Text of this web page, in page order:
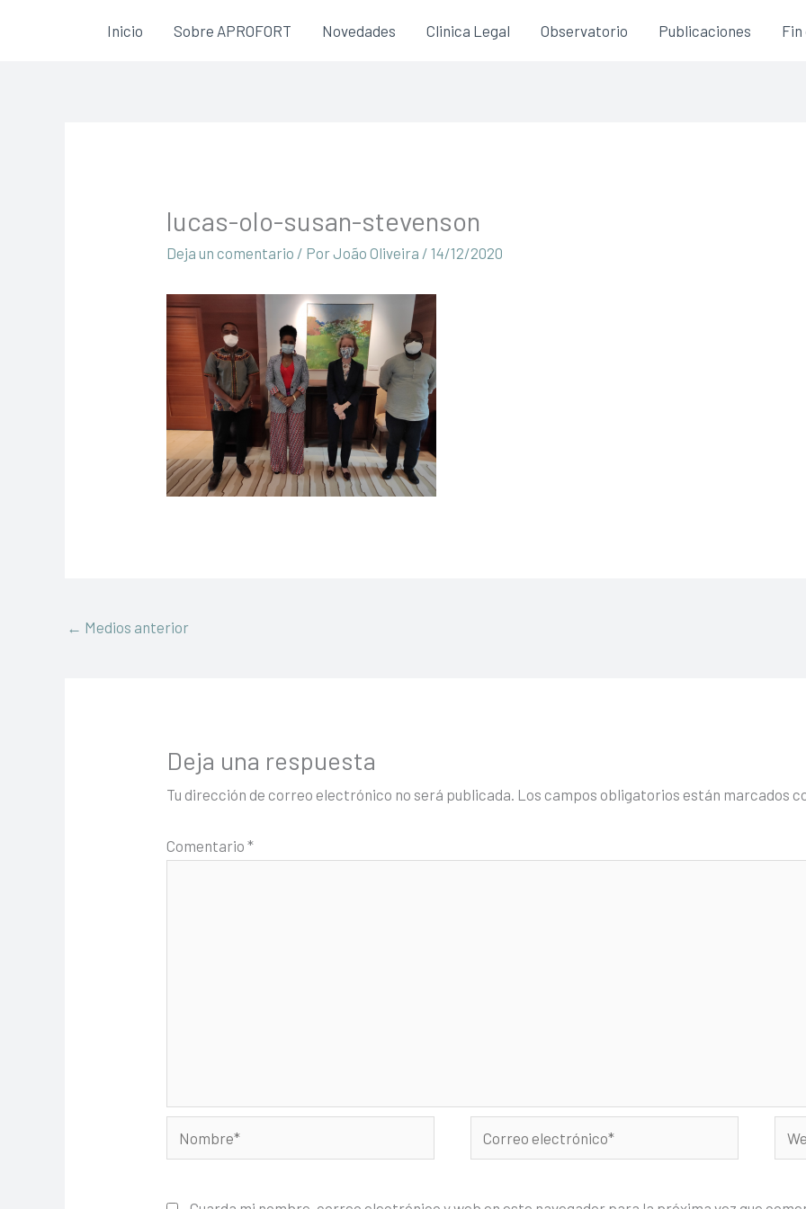
Inicio Sobre APROFORT Novedades Clinica Legal Observatorio Publicaciones Fin
lucas-olo-susan-stevenson
Deja un comentario / PorJoão Oliveira /14/12/2020
← Medios anterior
Deja una respuesta
Tu dirección de correo electrónico no será publicada. Los campos obligatorios están marcados
Comentario*
Nombre*
Correo
electrónico*
Web